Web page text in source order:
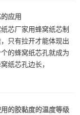
应用
芯厂家用蜂窝纸芯制
只有拉开才能体现出
的蜂窝纸芯孔就成为
纸芯孔边长，
的胶黏度的温度等级